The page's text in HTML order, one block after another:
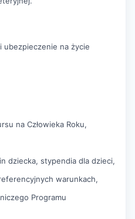
ubezpieczenie na życie
na Człowieka Roku,
dziecka, stypendia dla dzieci,
warunkach,
Programu